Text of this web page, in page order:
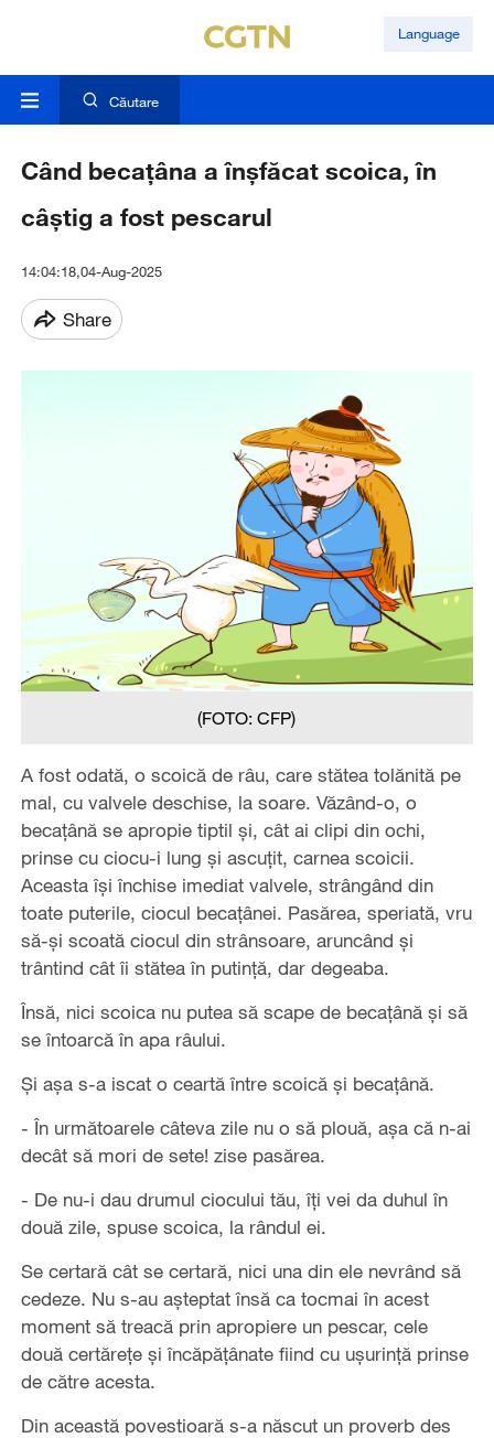
Language
Căutare
Când becaţâna a înşfăcat scoica, în
câştig a fost pescarul
14:04:18,04-Aug-2025
Share
(FOTO: CFP)
A fost odată, o scoică de râu, care stătea tolănită pe
mal, cu valvele deschise, la soare. Văzând-o, o
becaţână se apropie tiptil şi, cât ai clipi din ochi,
prinse cu ciocu-i lung şi ascuţit, carnea scoicii.
Aceasta îşi închise imediat valvele, strângând din
toate puterile, ciocul becaţânei. Pasărea, speriată, vru
să-şi scoată ciocul din strânsoare, aruncând şi
trântind cât îi stătea în putinţă, dar degeaba.
Însă, nici scoica nu putea să scape de becaţână şi să
se întoarcă în apa râului.
Şi aşa s-a iscat o ceartă între scoică şi becaţână.
- În următoarele câteva zile nu o să plouă, aşa că n-ai
decât să mori de sete! zise pasărea.
- De nu-i dau drumul ciocului tău, îţi vei da duhul în
două zile, spuse scoica, la rândul ei.
Se certară cât se certară, nici una din ele nevrând să
cedeze. Nu s-au aşteptat însă ca tocmai în acest
moment să treacă prin apropiere un pescar, cele
două certăreţe şi încăpăţânate fiind cu uşurinţă prinse
de către acesta.
Din această povestioară s-a născut un proverb des